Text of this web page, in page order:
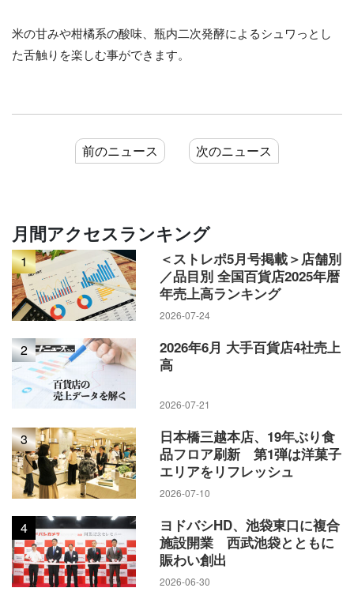
米の甘みや柑橘系の酸味、瓶内二次発酵によるシュワっとし
た舌触りを楽しむ事ができます。
前のニュース 次のニュース
月間アクセスランキング
1
＜ストレポ5月号掲載＞店舗別
／品目別 全国百貨店2025年暦
年売上高ランキング
2026-07-24
2
2026年6月 大手百貨店4社売上
高
2026-07-21
3
日本橋三越本店、19年ぶり食
品フロア刷新 第1弾は洋菓子
エリアをリフレッシュ
2026-07-10
4
ヨドバシHD、池袋東口に複合
施設開業 西武池袋とともに
賑わい創出
2026-06-30